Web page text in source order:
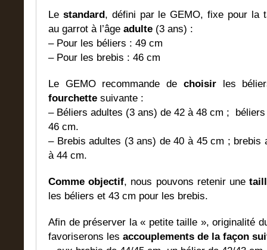
Le standard , défini par le GEMO, fixe pour la
au garrot à l’âge adulte (3 ans) :
– Pour les béliers : 49 cm
– Pour les brebis : 46 cm
Le GEMO recommande de choisirles
fourchette suivante :
– Béliers adultes (3 ans) de 42 à 48 cm ;
46 cm.
– Brebis adultes (3 ans) de 40 à 45 cm ; brebis
à 44 cm.
Comme objectif, nous pouvons retenir une
les béliers et 43 cm pour les brebis.
Afin de préserver la « petite taille », originalité
favoriserons les accouplements de la façon